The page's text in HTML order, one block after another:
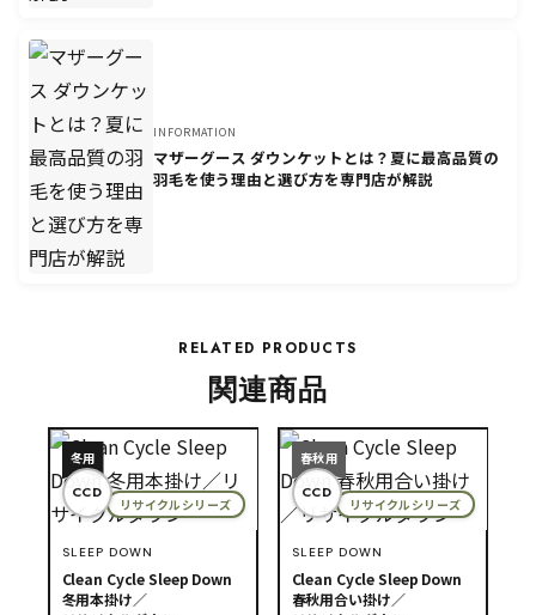
INFORMATION
マザーグース ダウンケットとは？夏に最高品質の
羽毛を使う理由と選び方を専門店が解説
RELATED PRODUCTS
関連商品
冬用
リサイクルシリーズ
CCD
SLEEP DOWN
Clean Cycle Sleep Down
冬用本掛け／
春秋用
リサイクルシリーズ
CCD
SLEEP DOWN
Clean Cycle Sleep Down
春秋用合い掛け／